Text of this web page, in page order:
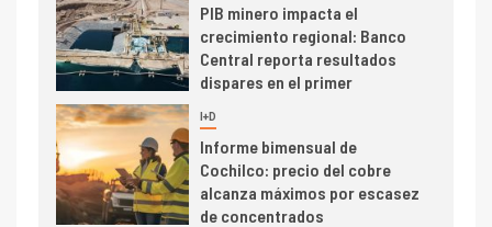
PIB minero impacta el
crecimiento regional: Banco
Central reporta resultados
dispares en el primer
4 I+D
Informe bimensual de
Cochilco: precio del cobre
alcanza máximos por escasez
de concentrados